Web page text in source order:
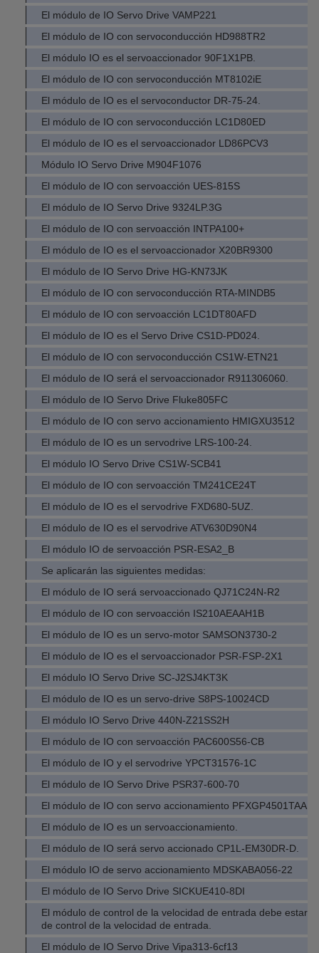
El módulo de IO Servo Drive VAMP221
El módulo de IO con servoconducción HD988TR2
El módulo IO es el servoaccionador 90F1X1PB.
El módulo de IO con servoconducción MT8102iE
El módulo de IO es el servoconductor DR-75-24.
El módulo de IO con servoconducción LC1D80ED
El módulo de IO es el servoaccionador LD86PCV3
Módulo IO Servo Drive M904F1076
El módulo de IO con servoacción UES-815S
El módulo de IO Servo Drive 9324LP.3G
El módulo de IO con servoacción INTPA100+
El módulo de IO es el servoaccionador X20BR9300
El módulo de IO Servo Drive HG-KN73JK
El módulo de IO con servoconducción RTA-MINDB5
El módulo de IO con servoacción LC1DT80AFD
El módulo de IO es el Servo Drive CS1D-PD024.
El módulo de IO con servoconducción CS1W-ETN21
El módulo de IO será el servoaccionador R911306060.
El módulo de IO Servo Drive Fluke805FC
El módulo de IO con servo accionamiento HMIGXU3512
El módulo de IO es un servodrive LRS-100-24.
El módulo IO Servo Drive CS1W-SCB41
El módulo de IO con servoacción TM241CE24T
El módulo de IO es el servodrive FXD680-5UZ.
El módulo de IO es el servodrive ATV630D90N4
El módulo IO de servoacción PSR-ESA2_B
Se aplicarán las siguientes medidas:
El módulo de IO será servoaccionado QJ71C24N-R2
El módulo de IO con servoacción IS210AEAAH1B
El módulo de IO es un servo-motor SAMSON3730-2
El módulo de IO es el servoaccionador PSR-FSP-2X1
El módulo IO Servo Drive SC-J2SJ4KT3K
El módulo de IO es un servo-drive S8PS-10024CD
El módulo IO Servo Drive 440N-Z21SS2H
El módulo de IO con servoacción PAC600S56-CB
El módulo de IO y el servodrive YPCT31576-1C
El módulo de IO Servo Drive PSR37-600-70
El módulo de IO con servo accionamiento PFXGP4501TAA
El módulo de IO es un servoaccionamiento.
El módulo de IO será servo accionado CP1L-EM30DR-D.
El módulo IO de servo accionamiento MDSKABA056-22
El módulo de IO Servo Drive SICKUE410-8DI
El módulo de control de la velocidad de entrada debe estar
de control de la velocidad de entrada.
El módulo de IO Servo Drive Vipa313-6cf13